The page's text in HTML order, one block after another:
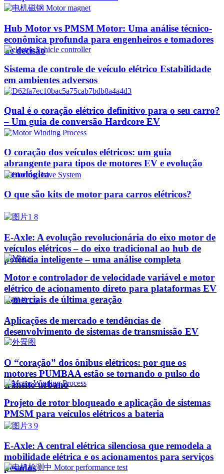
Hub Motor vs PMSM Motor: Uma análise técnico-
econômica profunda para engenheiros e tomadores
de decisão
Sistema de controle de veículo elétrico Estabilidade
em ambientes adversos
Qual é o coração elétrico definitivo para o seu carro?
– Um guia de conversão Hardcore EV
O coração dos veículos elétricos: um guia
abrangente para tipos de motores EV e evolução
tecnológica
O que são kits de motor para carros elétricos?
E-Axle: A evolução revolucionária do eixo motor de
veículos elétricos – do eixo tradicional ao hub de
potência inteligente – uma análise completa
Motor e controlador de velocidade variável e motor
elétrico de acionamento direto para plataformas EV
comerciais de última geração
Aplicações de mercado e tendências de
desenvolvimento de sistemas de transmissão EV
O “coração” dos ônibus elétricos: por que os
motores PUMBAA estão se tornando o pulso do
trânsito urbano
Projeto de rotor bloqueado e aplicação de sistemas
PMSM para veículos elétricos a bateria
E-Axle: A central elétrica silenciosa que remodela a
mobilidade elétrica e os acionamentos para serviços
pesados